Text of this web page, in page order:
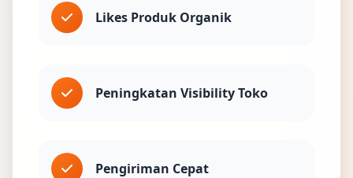
Likes Produk Organik
Peningkatan Visibility Toko
Pengiriman Cepat